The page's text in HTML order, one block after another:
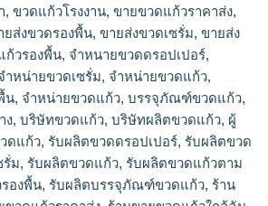
อปเปอร์, จำหน่ายขวดรองพื้น, จำหน่าย
แก้ว, จำหน่ายขวดแก้วรองพื้น, จําหน่าย
ดแก้ว, บรรจุภัณฑ์เครื่องสำอาง, บริษัท
ดแก้ว, ผู้ผลิตขวดแก้ว, รับทำขวดแก้ว, รับ
บผลิตขวดรองพื้น, รับผลิตขวดเซรั่ม, รับ
ขวดแก้วตามแบบ, รับผลิตขวดแก้วรองพื้น,
ก้ว, ร้านขายขวดแก้ว, ร้านขายขวดแก้ว
ก้วใกล้ฉัน, หัวดรอปเปอร์, แพ็คเกจขวด
อาง, แหล่งขายขวดแก้ว, โรงงานขวดแก้ว,
, โรงงานขายขวดแก้ว, โรงงานทำขวดแก้ว,
, ขวดแก้วโรงงาน, ขายขวดแก้วราคาส่ง,
ยส่งขวดรองพื้น, ขายส่งขวดเซรั่ม, ขายส่ง
ก้วรองพื้น, จำหนายขวดดรอปเปอร์,
ำหน่ายขวดเซรั่ม, จำหน่ายขวดแก้ว,
น, จําหน่ายขวดแก้ว, บรรจุภัณฑ์ขวดแก้ว,
ง, บริษัทขวดแก้ว, บริษัทผลิตขวดแก้ว, ผู้
ดแก้ว, รับผลิตขวดดรอปเปอร์, รับผลิตขวด
รั่ม, รับผลิตขวดแก้ว, รับผลิตขวดแก้วตาม
องพื้น, รับผลิตบรรจุภัณฑ์ขวดแก้ว, ร้าน